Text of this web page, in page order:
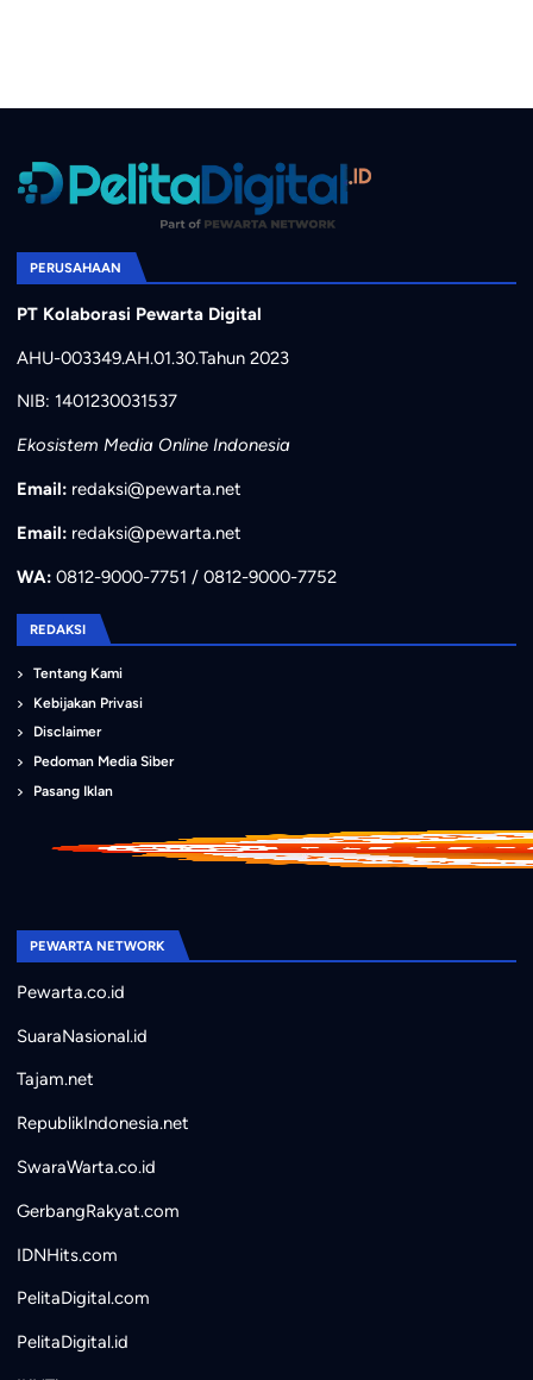
PERUSAHAAN
PT Kolaborasi Pewarta Digital
AHU-003349.AH.01.30.Tahun 2023
NIB: 1401230031537
Ekosistem Media Online Indonesia
Email: redaksi@pewarta.net
Email: redaksi@pewarta.net
WA:0812-9000-7751 / 0812-9000-7752
REDAKSI
Tentang Kami
Kebijakan Privasi
Disclaimer
Pedoman Media Siber
Pasang Iklan
PEWARTA NETWORK
Pewarta.co.id
SuaraNasional.id
Tajam.net
RepublikIndonesia.net
SwaraWarta.co.id
GerbangRakyat.com
IDNHits.com
PelitaDigital.com
PelitaDigital.id